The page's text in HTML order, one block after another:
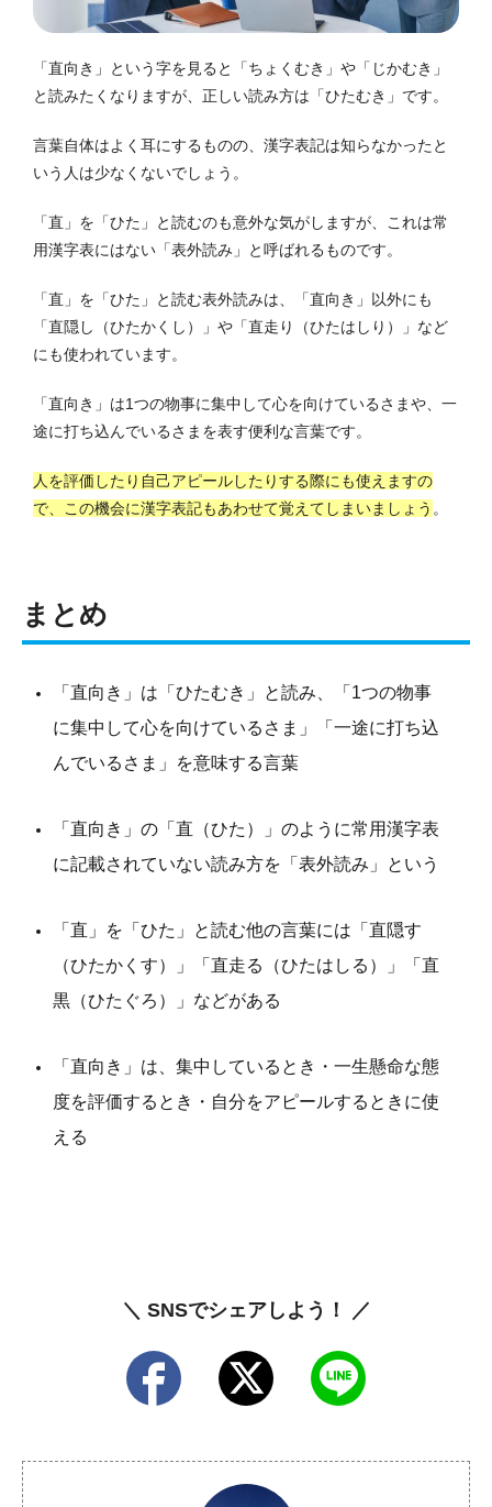
「直向き」という字を見ると「ちょくむき」や「じかむき」
と読みたくなりますが、正しい読み方は「ひたむき」です。
言葉自体はよく耳にするものの、漢字表記は知らなかったと
いう人は少なくないでしょう。
「直」を「ひた」と読むのも意外な気がしますが、これは常
用漢字表にはない「表外読み」と呼ばれるものです。
「直」を「ひた」と読む表外読みは、「直向き」以外にも
「直隠し（ひたかくし）」や「直走り（ひたはしり）」など
にも使われています。
「直向き」は1つの物事に集中して心を向けているさまや、一
途に打ち込んでいるさまを表す便利な言葉です。
人を評価したり自己アピールしたりする際にも使えますの
で、この機会に漢字表記もあわせて覚えてしまいましょう 。
まとめ
「直向き」は「ひたむき」と読み、「1つの物事
に集中して心を向けているさま」「一途に打ち込
んでいるさま」を意味する言葉
「直向き」の「直（ひた）」のように常用漢字表
に記載されていない読み方を「表外読み」という
「直」を「ひた」と読む他の言葉には「直隠す
（ひたかくす）」「直走る（ひたはしる）」「直
黒（ひたぐろ）」などがある
「直向き」は、集中しているとき・一生懸命な態
度を評価するとき・自分をアピールするときに使
える
＼ SNSでシェアしよう！ ／